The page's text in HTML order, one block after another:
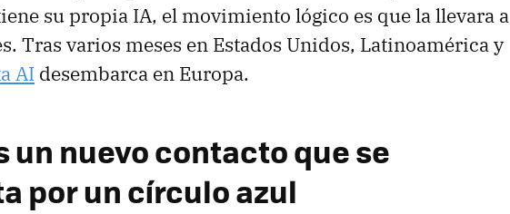
su propia IA, el movimiento lógico es que la llevara a
Tras varios meses en Estados Unidos, Latinoamérica y
AI desembarca en Europa.
un nuevo contacto que se
por un círculo azul